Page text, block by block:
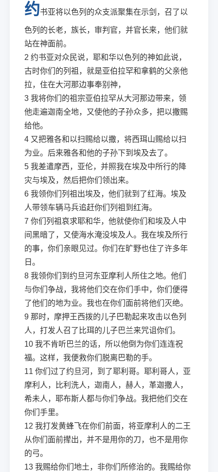
约书亚将以色列的众支派聚集在示剑，召了以
色列的长老，族长，审判官，并官长来，他们就
站在神面前。
2 约书亚对众民说，耶和华以色列的神如此说，
古时你们的列祖，就是亚伯拉罕和拿鹤的父亲他
拉，住在大河那边事奉别神，
3 我将你们的祖宗亚伯拉罕从大河那边带来，领
他走遍迦南全地，又使他的子孙众多，把以撒赐
给他。
4 又把雅各和以扫赐给以撒，将西珥山赐给以扫
为业。后来雅各和他的子孙下到埃及去了。
5 我差遣摩西，亚伦，并照我在埃及中所行的降
灾与埃及，然后把你们领出来。
6 我领你们列祖出埃及，他们就到了红海。埃及
人带领车辆马兵追赶你们列祖到红海。
7 你们列祖哀求耶和华，他就使你们和埃及人中
间黑暗了，又使海水淹没埃及人。我在埃及所行
的事，你们亲眼见过。你们在旷野也住了许多年
日。
8 我领你们到约旦河东亚摩利人所住之地。他们
与你们争战，我将他们交在你们手中，你们便得
了他们的地为业。我也在你们面前将他们灭绝。
9 那时，摩押王西拨的儿子巴勒起来攻击以色列
人，打发人召了比珥的儿子巴兰来咒诅你们。
10 我不肯听巴兰的话，所以他倒为你们连连祝
福。这样，我便救你们脱离巴勒的手。
11 你们过了约旦河，到了耶利哥。耶利哥人，亚
摩利人，比利洗人，迦南人，赫人，革迦撒人，
希未人，耶布斯人都与你们争战。我把他们交在
你们手里。
12 我打发黄蜂飞在你们前面，将亚摩利人的二王
从你们面前撵出，并不是用你的刀，也不是用你
的弓。
13 我赐给你们地土，非你们所修治的。我赐给你